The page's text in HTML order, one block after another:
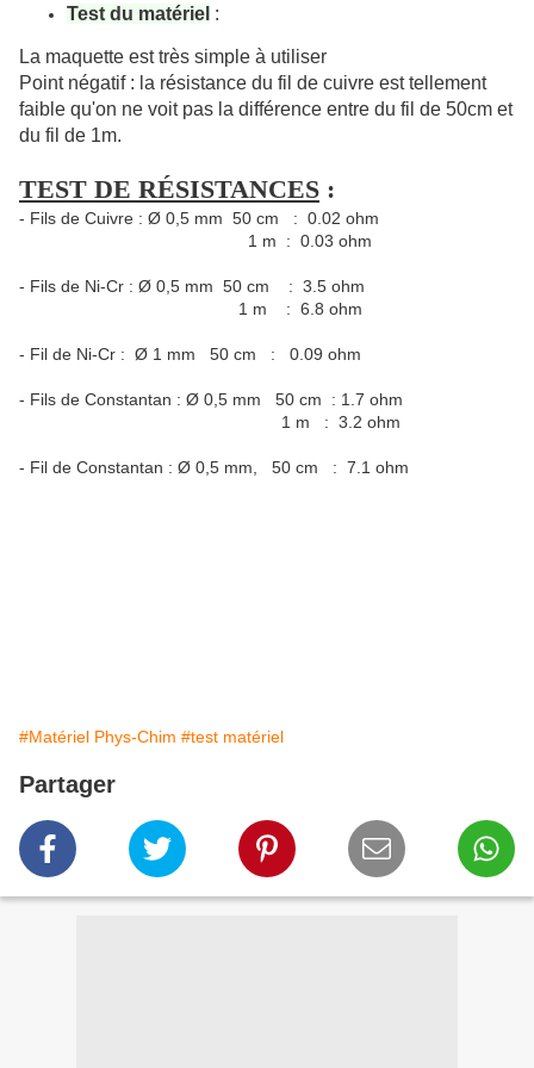
Test du matériel :
La maquette est très simple à utiliser
Point négatif : la résistance du fil de cuivre est tellement
faible qu'on ne voit pas la différence entre du fil de 50cm et
du fil de 1m.
TEST DE RÉSISTANCES :
- Fils de Cuivre : Ø 0,5 mm 50 cm : 0.02 ohm
1 m : 0.03 ohm
- Fils de Ni-Cr : Ø 0,5 mm 50 cm : 3.5 ohm
1 m : 6.8 ohm
- Fil de Ni-Cr : Ø 1 mm 50 cm : 0.09 ohm
- Fils de Constantan : Ø 0,5 mm 50 cm : 1.7 ohm
1 m : 3.2 ohm
- Fil de Constantan : Ø 0,5 mm, 50 cm : 7.1 ohm
#Matériel Phys-Chim #test matériel
Partager